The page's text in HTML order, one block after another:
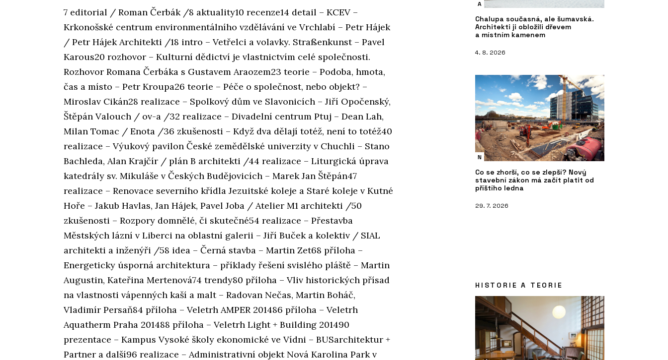
7 editorial / Roman Čerbák /8 aktuality10 recenze14 detail – KCEV –
Krkonošské centrum environmentálního vzdělávání ve Vrchlabí – Petr Hájek
/ Petr Hájek Architekti /18 intro – Vetřelci a volavky. Straßenkunst – Pavel
Karous20 rozhovor – Kulturní dědictví je vlastnictvím celé společnosti.
Rozhovor Romana Čerbáka s Gustavem Araozem23 teorie – Podoba, hmota,
čas a místo – Petr Kroupa26 teorie – Péče o společnost, nebo objekt? –
Miroslav Cikán28 realizace – Spolkový dům ve Slavonicích – Jiří Opočenský,
Štěpán Valouch / ov-a /32 realizace – Divadelní centrum Ptuj – Dean Lah,
Milan Tomac / Enota /36 zkušenosti – Když dva dělají totéž, není to totéž40
realizace – Výukový pavilon České zemědělské univerzity v Chuchli – Stano
Bachleda, Alan Krajčír / plán B architekti /44 realizace – Liturgická úprava
katedrály sv. Mikuláše v Českých Budějovicích – Marek Jan Štěpán47
realizace – Renovace severního křídla Jezuitské koleje a Staré koleje v Kutné
Hoře – Jakub Havlas, Jan Hájek, Pavel Joba / Atelier M1 architekti /50
zkušenosti – Rozpory domnělé, či skutečné54 realizace – Přestavba
Městských lázní v Liberci na oblastní galerii – Jiří Buček a kolektiv / SIAL
architekti a inženýři /58 idea – Černá stavba – Martin Zet68 příloha –
Energeticky úsporná architektura – příklady řešení svislého pláště – Martin
Augustin, Kateřina Mertenová74 trendy80 příloha – Vliv historických přísad
na vlastnosti vápenných kaší a malt – Radovan Nečas, Martin Boháč,
Vladimír Persaň84 příloha – Veletrh AMPER 201486 příloha – Veletrh
Aquatherm Praha 201488 příloha – Veletrh Light + Building 201490
prezentace – Kampus Vysoké školy ekonomické ve Vídni – BUSarchitektur +
Partner a další96 realizace – Administrativní objekt Nová Karolina Park v
A
Chalupa současná, ale šumavská.
Architekti ji obložili dřevem
a místním kamenem
4. 8. 2026
N
Co se zhorší, co se zlepší? Nový
stavební zákon má začít platit od
příštího ledna
29. 7. 2026
HISTORIE A TEORIE